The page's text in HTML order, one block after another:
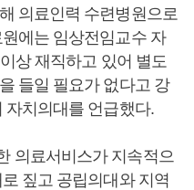
의료인력 수련병원으로
에는 임상전임교수 자
상 재직하고 있어 별도
들일 필요가 없다고 강
자치의대를 언급했다.
의료서비스가 지속적으
짚고 공립의대와 지역